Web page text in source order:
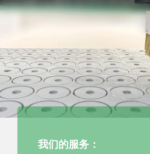
我们提供定制
纳米微孔绝热
以及热工解决
我们的服务：